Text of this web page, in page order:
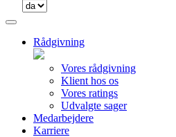
Rådgivning
Vores rådgivning
Klient hos os
Vores ratings
Udvalgte sager
Medarbejdere
Karriere